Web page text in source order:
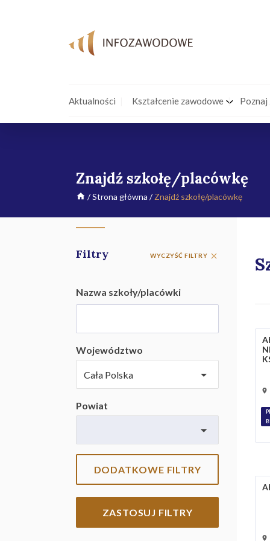
Aktualności Kształcenie zawodowe Poznaj
Znajdź szkołę/placówkę
/Strona główna /Znajdź szkołę/placówkę
Filtry WYCZYŚĆ FILTRY
Nazwa szkoły/placówki
Województwo
Powiat
DODATKOWE FILTRY
ZASTOSUJ FILTRY